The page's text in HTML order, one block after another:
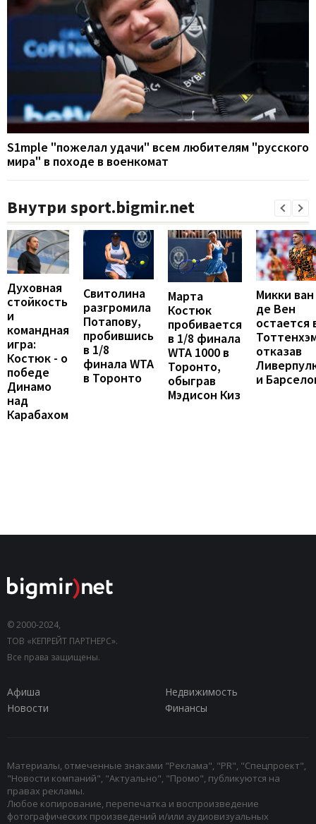
S1mple "пожелал удачи" всем любителям "русского
мира" в походе в военкомат
Внутри sport.bigmir.net
Духовная
стойкость
и
командная
игра:
Костюк - о
победе
Динамо
над
Карабахом
Свитолина
разгромила
Потапову,
пробившись
в 1/8
финала WTA
в Торонто
Марта
Костюк
пробивается
в 1/8 финала
WTA 1000 в
Торонто,
обыграв
Мэдисон Киз
Микки ван
де Вен
остается
отказав
и
© 2000-2024,
ТОВ «КЕПРЕЙТ ПАРТНЕРС».
Все права защищены.
Афиша
Недвижимость
Новости
Финансы
Материалы, отмеченные знаками "Реклама", "PR", "Спецпроект",
"Новости компаний", "Актуально", "Промо", публикуются на
правах рекламы.
Любое копирование, перепечатка и воспроизведение
фотографических произведений и/или аудиовизуальных